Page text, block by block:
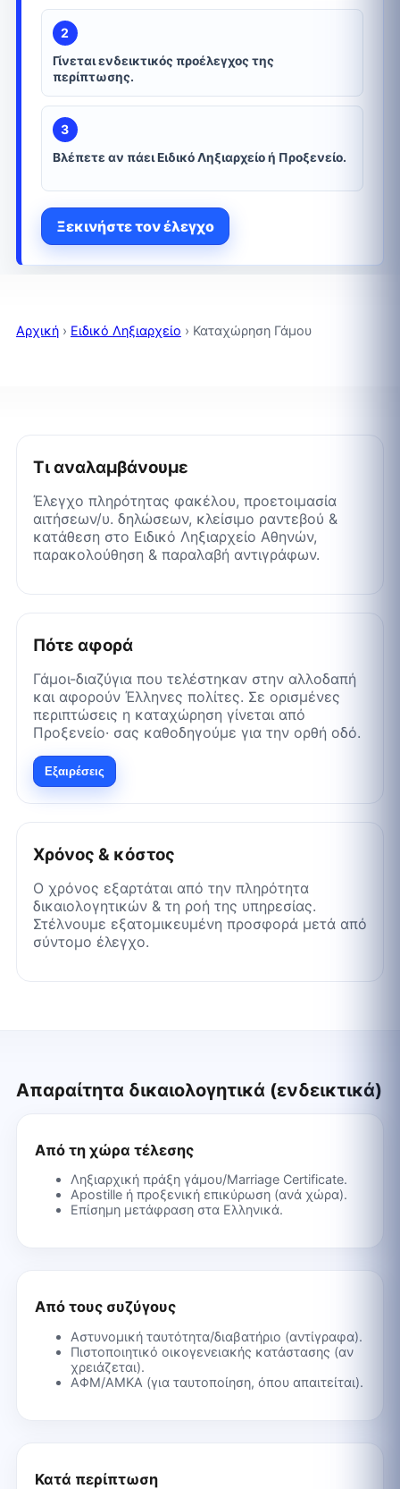
2
Γίνεται ενδεικτικός προέλεγχος της
περίπτωσης.
3
Βλέπετε αν πάει Ειδικό Ληξιαρχείο ή Προξενείο.
Ξεκινήστε τον έλεγχο
Αρχική› Ειδικό Ληξιαρχείο › Καταχώρηση Γάμου
Τι αναλαμβάνουμε
Έλεγχο πληρότητας φακέλου, προετοιμασία
αιτήσεων/υ. δηλώσεων, κλείσιμο ραντεβού &
κατάθεση στο Ειδικό Ληξιαρχείο Αθηνών,
παρακολούθηση & παραλαβή αντιγράφων.
Πότε αφορά
Γάμοι-διαζύγια που τελέστηκαν στην αλλοδαπή
και αφορούν Έλληνες πολίτες. Σε ορισμένες
περιπτώσεις η καταχώρηση γίνεται από
Προξενείο· σας καθοδηγούμε για την ορθή οδό.
Εξαιρέσεις
Χρόνος & κόστος
Ο χρόνος εξαρτάται από την πληρότητα
δικαιολογητικών & τη ροή της υπηρεσίας.
Στέλνουμε εξατομικευμένη προσφορά μετά από
σύντομο έλεγχο.
Απαραίτητα δικαιολογητικά (ενδεικτικά)
Από τη χώρα τέλεσης
Ληξιαρχική πράξη γάμου/Marriage Certificate.
Apostille ή προξενική επικύρωση (ανά χώρα).
Επίσημη μετάφραση στα Ελληνικά.
Από τους συζύγους
Αστυνομική ταυτότητα/διαβατήριο (αντίγραφα).
Πιστοποιητικό οικογενειακής κατάστασης (αν
χρειάζεται).
ΑΦΜ/ΑΜΚΑ (για ταυτοποίηση, όπου απαιτείται).
Κατά περίπτωση